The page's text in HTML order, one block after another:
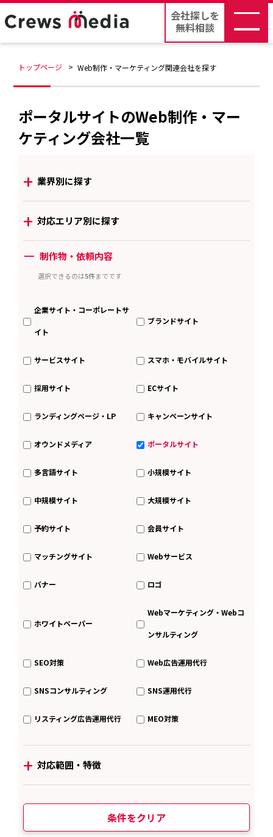
会社探しを
無料相談
トップページ Web制作・マーケティング関連会社を探す
ポータルサイトのWeb制作・マー
ケティング会社一覧
+ 業界別に探す
+ 対応エリア別に探す
ー 制作物・依頼内容
選択できるのは5件までです
企業サイト・コーポレートサ
イト
ブランドサイト
サービスサイト スマホ・モバイルサイト
採用サイト ECサイト
ランディングページ・LP キャンペーンサイト
オウンドメディア ポータルサイト
多言語サイト 小規模サイト
中規模サイト 大規模サイト
予約サイト 会員サイト
マッチングサイト Webサービス
バナー ロゴ
ホワイトペーパー
Webマーケティング・Webコ
ンサルティング
SEO対策 Web広告運用代行
SNSコンサルティング SNS運用代行
リスティング広告運用代行 MEO対策
+ 対応範囲・特徴
条件をクリア